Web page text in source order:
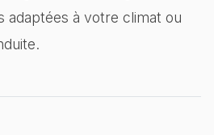
adaptées à votre climat ou